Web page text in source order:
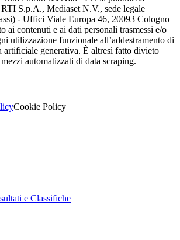
S.p.A., Mediaset N.V., sede legale
- Uffici Viale Europa 46, 20093 Cologno
ai contenuti e ai dati personali trasmessi e/o
utilizzazione funzionale all’addestramento di
artificiale generativa. È altresì fatto divieto
automatizzati di data scraping.
Cookie Policy
e Classifiche